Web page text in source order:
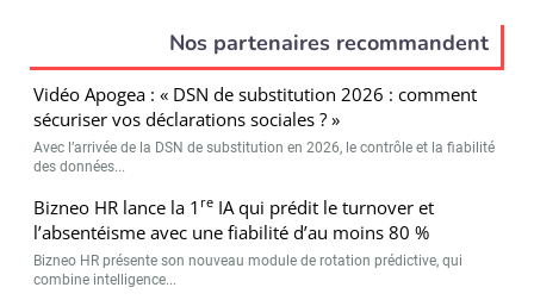
Nos partenaires recommandent
Vidéo Apogea : « DSN de substitution 2026 : comment
sécuriser vos déclarations sociales ? »
Avec l’arrivée de la DSN de substitution en 2026, le contrôle et la fiabilité
des données...
Bizneo HR lance la 1 re IA qui prédit le turnover et
l’absentéisme avec une fiabilité d’au moins 80 %
Bizneo HR présente son nouveau module de rotation prédictive, qui
combine intelligence...